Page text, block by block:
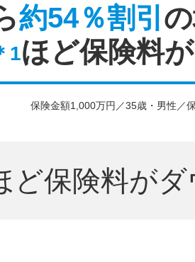
約54％割引
1ほど保険料
保険金額1,000万円／35歳・男性／
ど保険料がダ